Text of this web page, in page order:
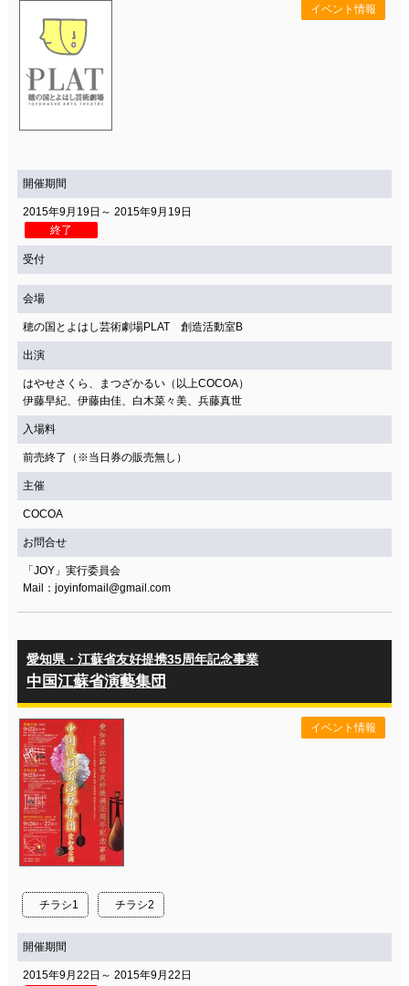
イベント情報
開催期間
2015年9月19日～ 2015年9月19日
終了
受付
会場
穂の国とよはし芸術劇場PLAT 創造活動室B
出演
はやせさくら、まつざかるい（以上COCOA）
伊藤早紀、伊藤由佳、白木菜々美、兵藤真世
入場料
前売終了（※当日券の販売無し）
主催
COCOA
お問合せ
「JOY」実行委員会
Mail：joyinfomail@gmail.com
愛知県・江蘇省友好提携35周年記念事業
中国江蘇省演藝集団
チラシ1 チラシ2
イベント情報
開催期間
2015年9月22日～ 2015年9月22日